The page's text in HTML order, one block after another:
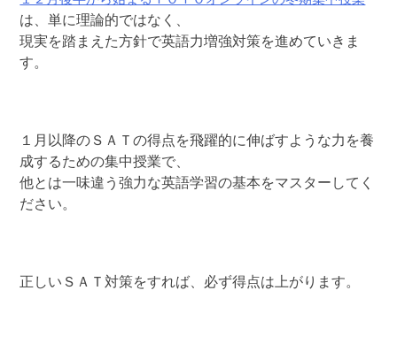
は、単に理論的ではなく、
現実を踏まえた方針で英語力増強対策を進めていきま
す。
１月以降のＳＡＴの得点を飛躍的に伸ばすような力を養
成するための集中授業で、
他とは一味違う強力な英語学習の基本をマスターしてく
ださい。
正しいＳＡＴ対策をすれば、必ず得点は上がります。